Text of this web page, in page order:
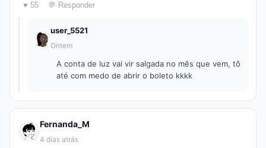
♥ 55 💬 Responder
user_5521
Ontem
A conta de luz vai vir salgada no mês que vem, tô
até com medo de abrir o boleto kkkk
Fernanda_M
4 dias atrás